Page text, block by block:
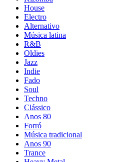
House
Electro
Alternativo
Música latina
R&B
Oldies
Jazz
Indie
Fado
Soul
Techno
Clássico
Anos 80
Forró
Música tradicional
Anos 90
Trance